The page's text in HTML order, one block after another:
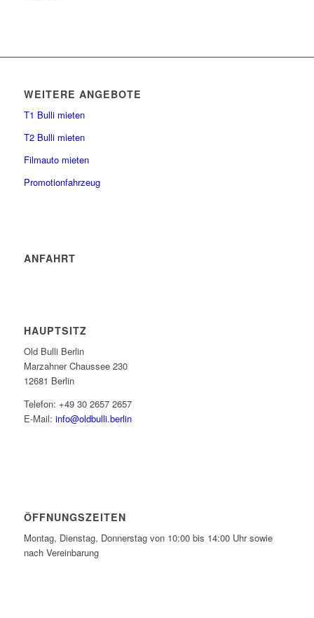
WEITERE ANGEBOTE
T1 Bulli mieten
T2 Bulli mieten
Filmauto mieten
Promotionfahrzeug
ANFAHRT
HAUPTSITZ
Old Bulli Berlin
Marzahner Chaussee 230
12681 Berlin
Telefon: +49 30 2657 2657
E-Mail: info@oldbulli.berlin
ÖFFNUNGSZEITEN
Montag, Dienstag, Donnerstag von 10:00 bis 14:00 Uhr sowie
nach Vereinbarung